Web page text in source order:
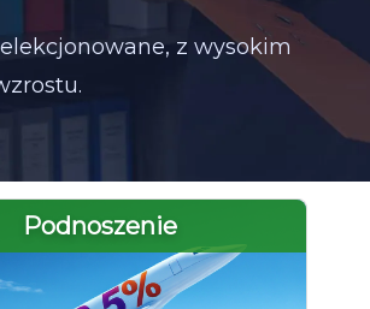
z wysokim
Podnoszenie